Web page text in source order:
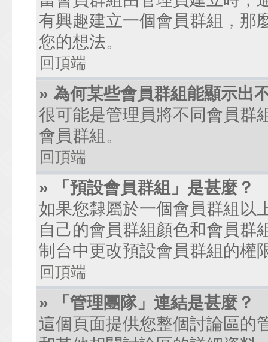
有興趣建立一個會員群組，那
您的想法。
回頂端
» 為何某些會員群組能顯示出
很可能是管理員將不同會員群
會員群組。
回頂端
» 「預設會員群組」是甚麼？
如果您隸屬於一個會員群組以
自己的會員群組顏色和會員群
制台中更改預設會員群組的權
回頂端
» 「管理團隊」連結是甚麼？
這個頁面提供您整個討論區的